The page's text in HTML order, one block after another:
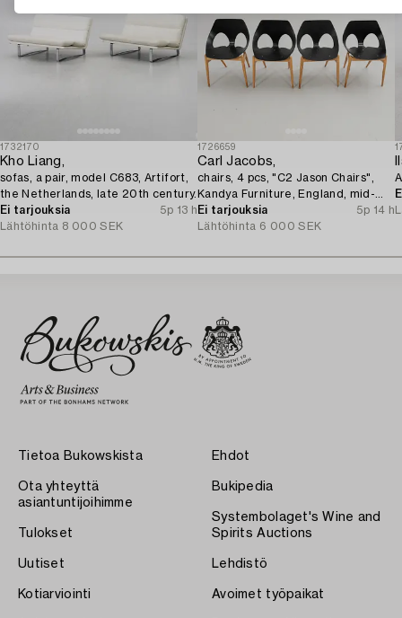
1732170
Kho Liang,
sofas, a pair, model C683, Artifort,
the Netherlands, late 20th century.
Ei tarjouksia
5p 13 h
Lähtöhinta 8 000 SEK
1726659
Carl Jacobs,
chairs, 4 pcs, "C2 Jason Chairs",
Kandya Furniture, England, mid-
20th century.
Ei tarjouksia
5p 14 h
Lähtöhinta 6 000 SEK
Tietoa Bukowskista
Ota yhteyttä
asiantuntijoihimme
Tulokset
Uutiset
Kotiarviointi
Ehdot
Bukipedia
Systembolaget's Wine and
Spirits Auctions
Lehdistö
Avoimet työpaikat